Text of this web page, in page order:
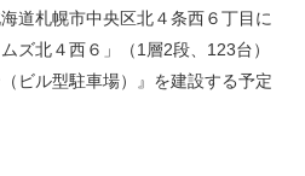
道札幌市中央区北４条西６丁目に
ズ北４西６」（1層2段、123台）
ビル型駐車場）』を建設する予定